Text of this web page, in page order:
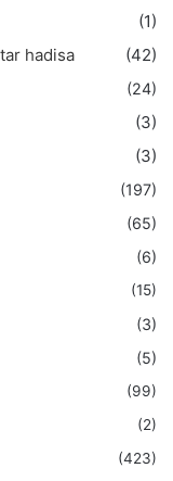
(1)
hadisa
(42)
(24)
(3)
(3)
(197)
(65)
(6)
(15)
(3)
(5)
(99)
(2)
(423)